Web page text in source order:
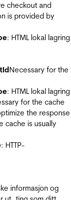
checkout and
is provided by
: HTML lokal lagring
Necessary for the
: HTML lokal lagring
for the cache
the response
cache is usually
: HTTP-
informasjon og